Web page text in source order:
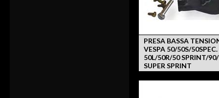
PRESA BASSA
VESPA 50/50S/50SPEC.
50L/50R/50 SPRINT/
SUPER SPRINT